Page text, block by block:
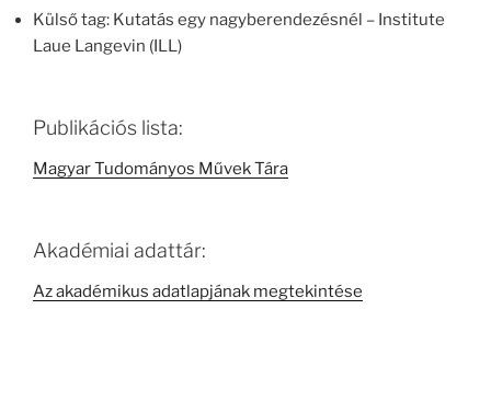
Külső tag: Kutatás egy nagyberendezésnél – Institute
Laue Langevin (ILL)
Publikációs lista:
Magyar Tudományos Művek Tára
Akadémiai adattár:
Az akadémikus adatlapjának megtekintése